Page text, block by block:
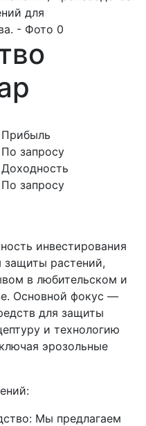
Прибыль
По запросу
Доходность
По запросу
инвестирования
защиты растений,
в любительском и
Основной фокус —
для защиты
и технологию
эрозольные
Мы предлагаем